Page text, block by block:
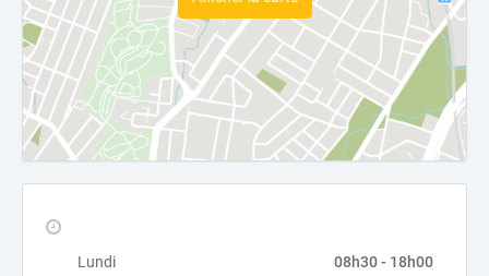
Lundi 08h30 - 18h00